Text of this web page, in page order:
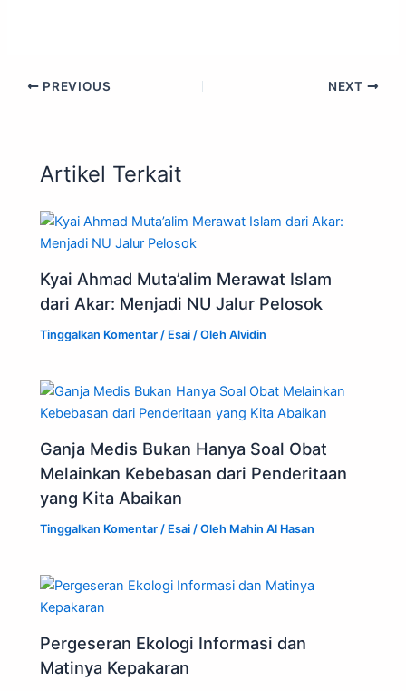
PREVIOUS NEXT
Artikel Terkait
Kyai Ahmad Muta’alim Merawat Islam
dari Akar: Menjadi NU Jalur Pelosok
Tinggalkan Komentar / Esai / OlehAlvidin
Ganja Medis Bukan Hanya Soal Obat
Melainkan Kebebasan dari Penderitaan
yang Kita Abaikan
Tinggalkan Komentar / Esai / Oleh Mahin Al Hasan
Pergeseran Ekologi Informasi dan
Matinya Kepakaran